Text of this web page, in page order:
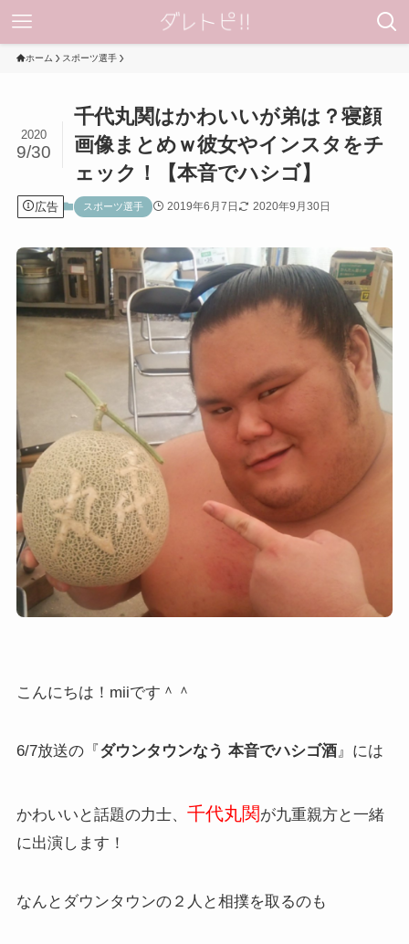
ホーム スポーツ選手
千代丸関はかわいいが弟は？寝顔
画像まとめｗ彼女やインスタをチ
ェック！【本音でハシゴ】
2020
9/30
広告 スポーツ選手 2019年6月7日 2020年9月30日
こんにちは！miiです＾＾
6/7放送の『 ダウンタウンなう 本音でハシゴ酒』には
かわいいと話題の力士、 千代丸関が九重親方と一緒
に出演します！
なんとダウンタウンの２人と相撲を取るのも